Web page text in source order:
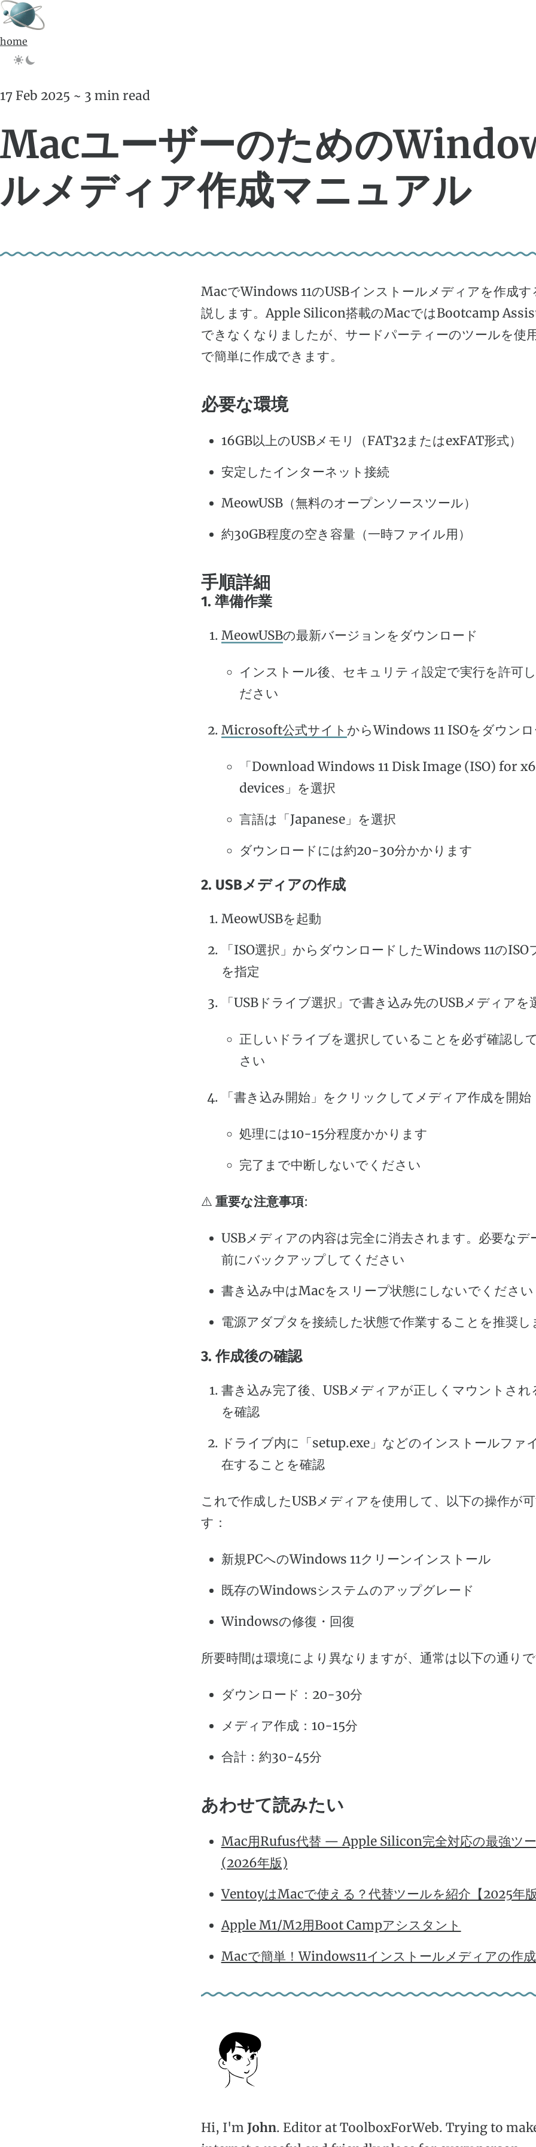
home
17 Feb 2025 ~ 3 min read
Macユーザーのための
ルメディア作成マニュアル
MacでWindows 11のUSBインストールメディアを作成す
説します。Apple Silicon搭載のMacではBootcamp
できなくなりましたが、サードパーティーのツールを使
で簡単に作成できます。
必要な環境
16GB以上のUSBメモリ（FAT32またはexFAT形式）
安定したインターネット接続
MeowUSB（無料のオープンソースツール）
約30GB程度の空き容量（一時ファイル用）
手順詳細
1. 準備作業
MeowUSBの最新バージョンをダウンロード
インストール後、セキュリティ設定で実行を許可し
ださい
Microsoft公式サイト からWindows 11 ISOをダウンロ
「Download Windows 11 Disk Image (ISO) for
devices」を選択
言語は「Japanese」を選択
ダウンロードには約20-30分かかります
2. USBメディアの作成
MeowUSBを起動
「ISO選択」からダウンロードしたWindows 11のISO
を指定
「USBドライブ選択」で書き込み先のUSBメディアを
正しいドライブを選択していることを必ず確認し
さい
「書き込み開始」をクリックしてメディア作成を開始
処理には10-15分程度かかります
完了まで中断しないでください
⚠️ 重要な注意事項:
USBメディアの内容は完全に消去されます。必要なデ
前にバックアップしてください
書き込み中はMacをスリープ状態にしないでください
電源アダプタを接続した状態で作業することを推奨し
3. 作成後の確認
書き込み完了後、USBメディアが正しくマウントされ
を確認
ドライブ内に「setup.exe」などのインストールファ
在することを確認
これで作成したUSBメディアを使用して、以下の操作が
す：
新規PCへのWindows 11クリーンインストール
既存のWindowsシステムのアップグレード
Windowsの修復・回復
所要時間は環境により異なりますが、通常は以下の通りで
ダウンロード：20-30分
メディア作成：10-15分
合計：約30-45分
あわせて読みたい
Mac用Rufus代替 — Apple Silicon完全対応の最強ツ
(2026年版)
VentoyはMacで使える？代替ツールを紹介【2025年
Apple M1/M2用Boot Campアシスタント
Macで簡単！Windows11インストールメディアの作
Hi, I'm John. Editor at ToolboxForWeb. Trying to